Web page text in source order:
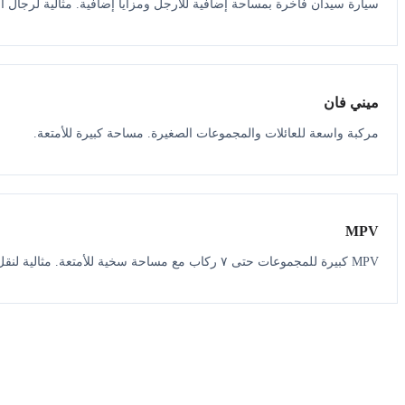
سيارة سيدان فاخرة بمساحة إضافية للأرجل ومزايا إضافية. مثالية لرجال
ميني فان
مركبة واسعة للعائلات والمجموعات الصغيرة. مساحة كبيرة للأمتعة.
MPV
MPV كبيرة للمجموعات حتى ٧ ركاب مع مساحة سخية للأمتعة. مثالية لنقل المطار.